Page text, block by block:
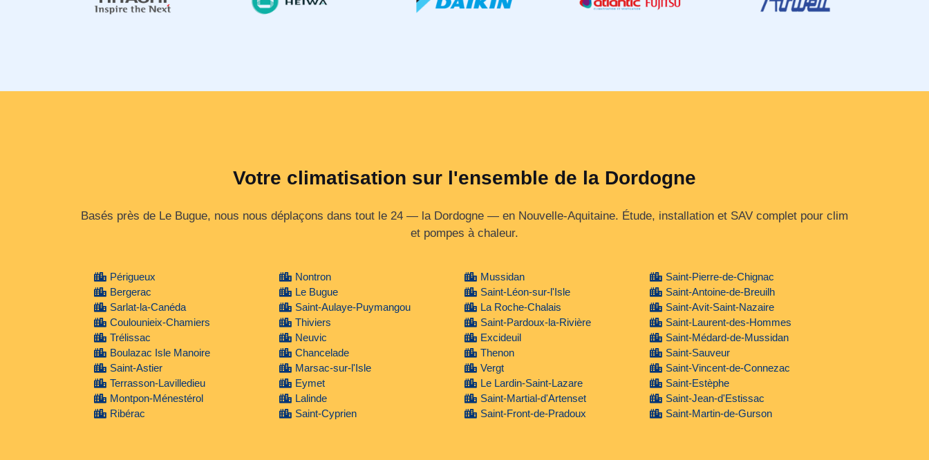
Votre climatisation sur l'ensemble de la Dordogne
Basés près de Le Bugue, nous nous déplaçons dans tout le 24 — la Dordogne — en Nouvelle‑Aquitaine. Étude, installation et SAV complet pour clim
et pompes à chaleur.
Périgueux
Bergerac
Sarlat-la-Canéda
Coulounieix-Chamiers
Trélissac
Boulazac Isle Manoire
Saint-Astier
Terrasson-Lavilledieu
Montpon-Ménestérol
Ribérac
Nontron
Le Bugue
Saint-Aulaye-Puymangou
Thiviers
Neuvic
Chancelade
Marsac-sur-l'Isle
Eymet
Lalinde
Saint-Cyprien
Mussidan
Saint-Léon-sur-l'Isle
La Roche-Chalais
Saint-Pardoux-la-Rivière
Excideuil
Thenon
Vergt
Le Lardin-Saint-Lazare
Saint-Martial-d'Artenset
Saint-Front-de-Pradoux
Saint-Pierre-de-Chignac
Saint-Antoine-de-Breuilh
Saint-Avit-Saint-Nazaire
Saint-Laurent-des-Hommes
Saint-Médard-de-Mussidan
Saint-Sauveur
Saint-Vincent-de-Connezac
Saint-Estèphe
Saint-Jean-d'Estissac
Saint-Martin-de-Gurson